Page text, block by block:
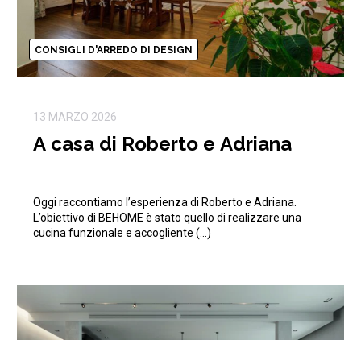
CONSIGLI D'ARREDO DI DESIGN
13 MARZO 2026
A casa di Roberto e Adriana
Oggi raccontiamo l’esperienza di Roberto e Adriana.
L’obiettivo di BEHOME è stato quello di realizzare una
cucina funzionale e accogliente (…)